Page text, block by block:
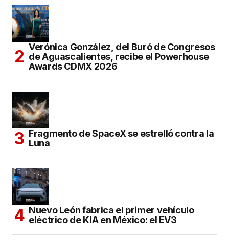
Verónica González, del Buró de Congresos
de Aguascalientes, recibe el Powerhouse
Awards CDMX 2026
Fragmento de SpaceX se estrelló contra la
Luna
Nuevo León fabrica el primer vehículo
eléctrico de KIA en México: el EV3